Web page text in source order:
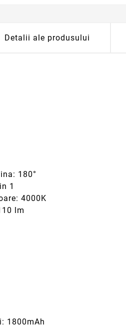
Detalii ale produsului
180°
1
4000K
lm
1800mAh